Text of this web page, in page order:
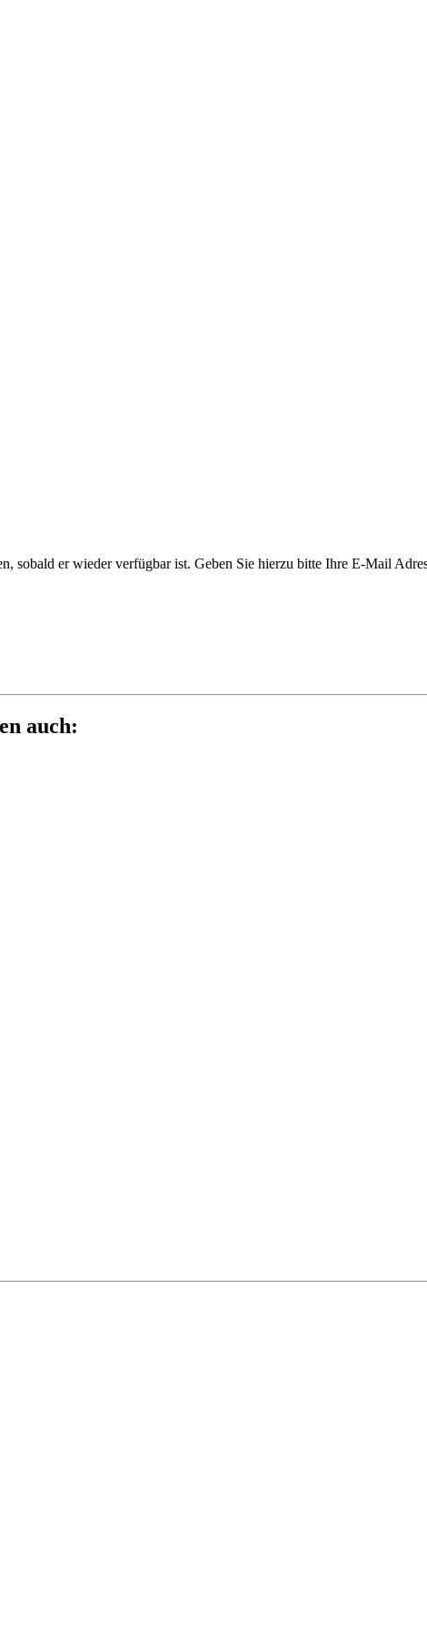
sobald er wieder verfügbar ist. Geben Sie hierzu bitte Ihre E-Mail
auch: